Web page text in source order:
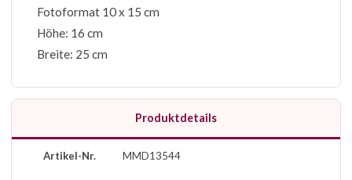
Fotoformat 10 x 15 cm
Höhe: 16 cm
Breite: 25 cm
Produktdetails
Artikel-Nr. MMD13544